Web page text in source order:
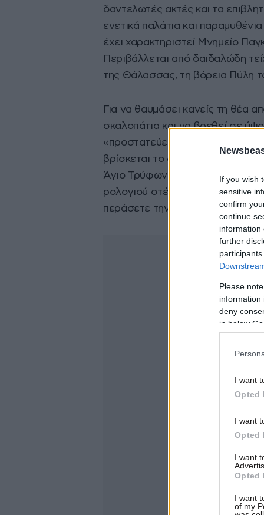
If you wish
sensitive
confirm
continue
information
further
Please
information
deny
in below
I want
Opted
I want
Opted
I want
Opted
I want
of my
δαντελωτές ακτές και τα
ενετικά παλάτια και
έχει χαρακτηριστεί Μνημείο
Περιβάλλεται από δαιδαλώδη
της Θάλασσας, τη βόρεια Πύλη
Για να θαυμάσει κανείς τη θέα
σκαλοπάτια και να βρεθεί σε
«προστατεύει» εδώ και αιώνες
βρίσκεται το ανάγλυφο της
Άγιο Τρύφωνα, τον προστάτη
ρολογιού στέκεται αγέρωχος
περάσετε την Πύλη.